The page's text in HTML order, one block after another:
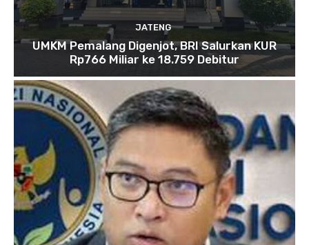
JATENG
UMKM Pemalang Digenjot, BRI Salurkan KUR
Rp766 Miliar ke 18.759 Debitur